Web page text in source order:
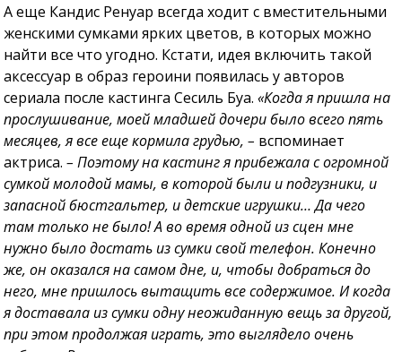
А еще Кандис Ренуар всегда ходит с вместительными
женскими сумками ярких цветов, в которых можно
найти все что угодно. Кстати, идея включить такой
аксессуар в образ героини появилась у авторов
сериала после кастинга Сесиль Буа.«Когда я пришла на
прослушивание, моей младшей дочери было всего пять
месяцев, я все еще кормила грудью, – вспоминает
актриса. – Поэтому на кастинг я прибежала с огромной
сумкой молодой мамы, в которой были и подгузники, и
запасной бюстгальтер, и детские игрушки… Да чего
там только не было! А во время одной из сцен мне
нужно было достать из сумки свой телефон. Конечно
же, он оказался на самом дне, и, чтобы добраться до
него, мне пришлось вытащить все содержимое. И когда
я доставала из сумки одну неожиданную вещь за другой,
при этом продолжая играть, это выглядело очень